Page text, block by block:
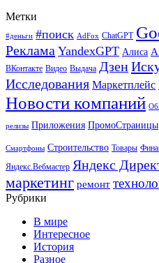
Метки
#деньги #поиск AdFox ChatGPT
Реклама YandexGPT Алиса
ВКонтакте Видео Выдача Дзен
Исследования Маркетплейс
Новости компаний
релизы Приложения ПромоСтраницы
Смартфоны Строительство Товары
Яндекс.Вебмастер Яндекс
маркетинг ремонт
Рубрики
В мире
Интересное
История
Разное